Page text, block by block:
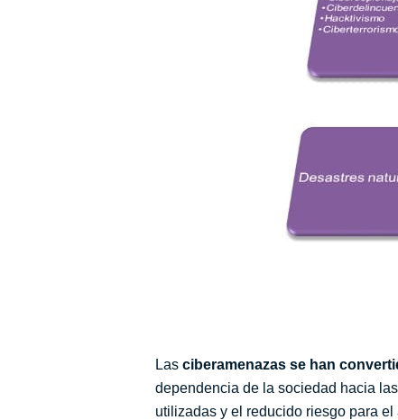
Las ciberamenazas se han
dependencia de la sociedad hacia
utilizadas y el reducido riesgo para el